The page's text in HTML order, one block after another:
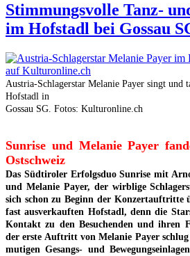
Stimmungsvolle Tanz-
im Hofstadl bei Gossau
Austria-Schlagerstar Melanie Payer singt und
Hofstadl in
Gossau SG. Fotos: Kulturonline.ch
Sunrise und Melanie Payer
Ostschweiz
Das Südtiroler Erfolgsduo Sunrise mit
und Melanie Payer, der wirblige
sich schon zu Beginn der Konzertauftritte
fast ausverkauften Hofstadl, denn die
Kontakt zu den Besuchenden und ihren
der erste Auftritt von Melanie Payer
mutigen Gesangs- und